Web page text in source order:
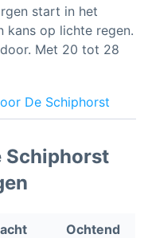
start in het
kans op lichte regen.
Met 20 tot 28
De Schiphorst
Schiphorst
Ochtend